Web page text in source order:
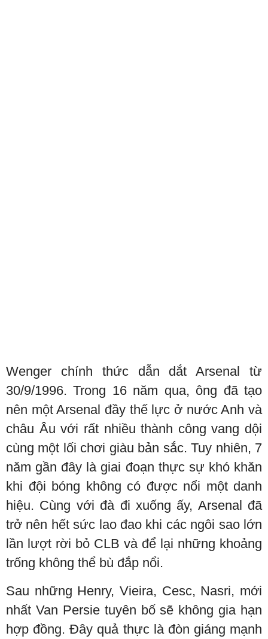
Wenger chính thức dẫn dắt Arsenal từ
30/9/1996. Trong 16 năm qua, ông đã tạo
nên một Arsenal đầy thế lực ở nước Anh và
châu Âu với rất nhiều thành công vang dội
cùng một lối chơi giàu bản sắc. Tuy nhiên, 7
năm gần đây là giai đoạn thực sự khó khăn
khi đội bóng không có được nổi một danh
hiệu. Cùng với đà đi xuống ấy, Arsenal đã
trở nên hết sức lao đao khi các ngôi sao lớn
lần lượt rời bỏ CLB và để lại những khoảng
trống không thể bù đắp nổi.
Sau những Henry, Vieira, Cesc, Nasri, mới
nhất Van Persie tuyên bố sẽ không gia hạn
hợp đồng. Đây quả thực là đòn giáng mạnh